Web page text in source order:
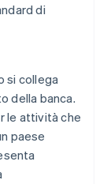
di
si collega
della banca.
le attività che
paese